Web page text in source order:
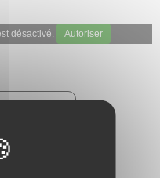
désactivé. Autoriser
294 avis